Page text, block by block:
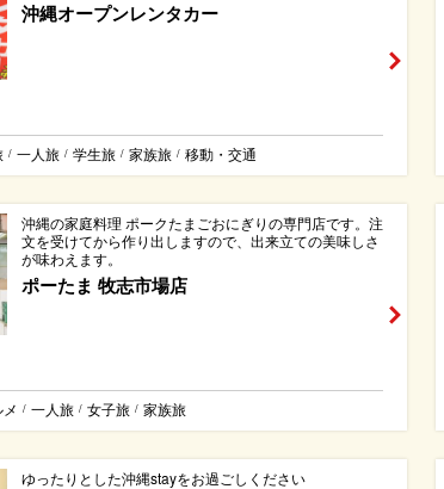
沖縄オープンレンタカー
/ 一人旅 / 学生旅 / 家族旅 / 移動・交通
沖縄の家庭料理 ポークたまごおにぎりの専門店です。注
文を受けてから作り出しますので、出来立ての美味しさ
が味わえます。
ポーたま 牧志市場店
/ 一人旅 / 女子旅 / 家族旅
ゆったりとした沖縄stayをお過ごしください